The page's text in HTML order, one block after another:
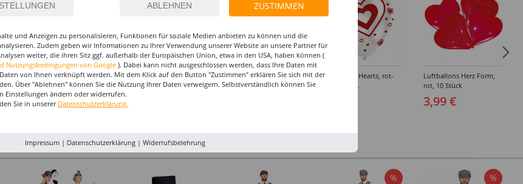
SALE Luftballon
Riesenherz, 50cm
Durchmesser
4,99 €
Luftballons Herzen, weiß,
30cm, 5 Stück
2,99 €
SALE Luftballon Bubble
Lovely Floating Hearts ca.
Luftballon Hearts, rot-
wei0, 6 Stk.
Luftballons Herz Form,
rot, 10 Stück
3,99 €
% %
ZUSTIMMEN
und Anzeigen zu personalisieren, Funktionen für soziale Medien anbieten zu können und die
Zudem geben wir Informationen zu Ihrer Verwendung unserer Website an unsere Partner für
weiter, die ihren Sitz ggf. außerhalb der Europäischen Union, etwa in den USA, haben können (
Nutzungsbedingungen von Google ). Dabei kann nicht ausgeschlossen werden, dass Ihre Daten mit
von Ihnen verknüpft werden. Mit dem Klick auf den Button "Zustimmen" erklären Sie sich mit der
Über "Ablehnen" können Sie die Nutzung Ihrer Daten verweigern. Selbstverständlich können Sie
Einstellungen ändern oder widerrufen.
Sie in unserer Datenschutzerklärung.
Impressum| Datenschutzerklärung| Widerrufsbelehrung